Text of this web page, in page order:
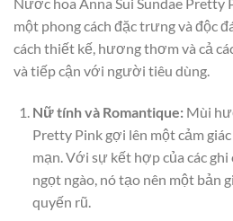
một phong cách đặc trưng và độc
cách thiết kế, hương thơm và cả
và tiếp cận với người tiêu dùng.
Nữ tính và Romantique:Mùi
Pretty Pink gợi lên một cảm
mạn. Với sự kết hợp của các ghi
ngọt ngào, nó tạo nên một bản
quyến rũ.